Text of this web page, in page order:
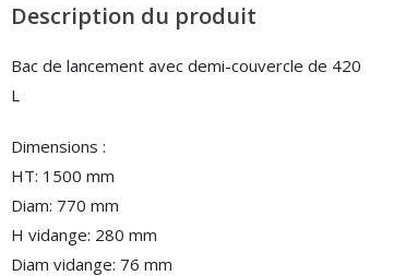
Description du produit
Bac de lancement avec demi-couvercle de 420
L
Dimensions :
HT: 1500 mm
Diam: 770 mm
H vidange: 280 mm
Diam vidange: 76 mm